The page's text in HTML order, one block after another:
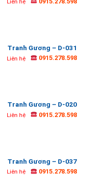
Liên hệ
Tranh Gương – D-031
Liên hệ 0915.278.598
Tranh Gương – D-020
Liên hệ 0915.278.598
Tranh Gương – D-037
Liên hệ 0915.278.598